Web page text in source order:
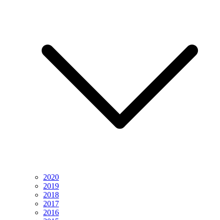
2020
2019
2018
2017
2016